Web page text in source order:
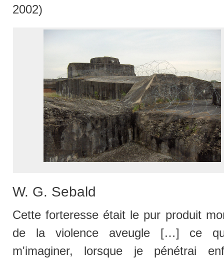
2002)
W. G. Sebald
Cette forteresse était le pur produit
de la violence aveugle […] ce
m'imaginer, lorsque je pénétrai